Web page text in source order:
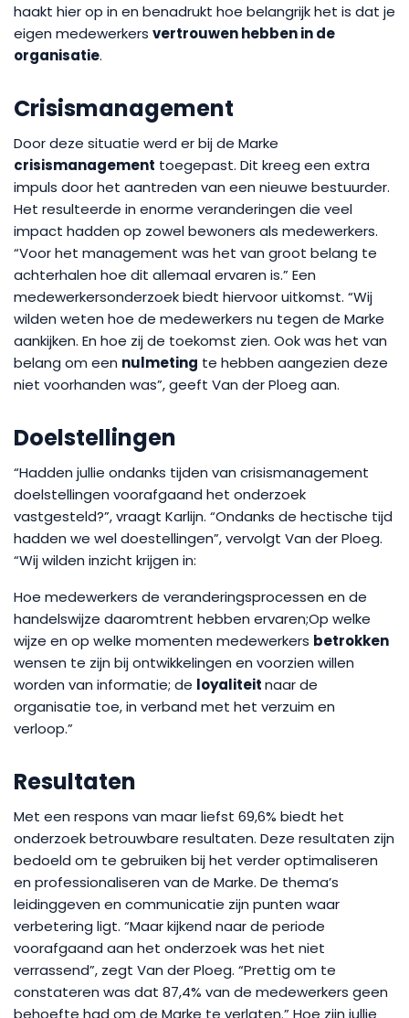
haakt hier op in en benadrukt hoe belangrijk het is dat je
eigen medewerkers vertrouwen hebben in de
organisatie.
Crisismanagement
Door deze situatie werd er bij de Marke
crisismanagement toegepast. Dit kreeg een extra
impuls door het aantreden van een nieuwe bestuurder.
Het resulteerde in enorme veranderingen die veel
impact hadden op zowel bewoners als medewerkers.
“Voor het management was het van groot belang te
achterhalen hoe dit allemaal ervaren is.” Een
medewerkersonderzoek biedt hiervoor uitkomst. “Wij
wilden weten hoe de medewerkers nu tegen de Marke
aankijken. En hoe zij de toekomst zien. Ook was het van
belang om een nulmeting te hebben aangezien deze
niet voorhanden was”, geeft Van der Ploeg aan.
Doelstellingen
“Hadden jullie ondanks tijden van crisismanagement
doelstellingen voorafgaand het onderzoek
vastgesteld?”, vraagt Karlijn. “Ondanks de hectische tijd
hadden we wel doestellingen”, vervolgt Van der Ploeg.
“Wij wilden inzicht krijgen in:
Hoe medewerkers de veranderingsprocessen en de
handelswijze daaromtrent hebben ervaren;Op welke
wijze en op welke momenten medewerkers betrokken
wensen te zijn bij ontwikkelingen en voorzien willen
worden van informatie; de loyaliteitnaar de
organisatie toe, in verband met het verzuim en
verloop.”
Resultaten
Met een respons van maar liefst 69,6% biedt het
onderzoek betrouwbare resultaten. Deze resultaten zijn
bedoeld om te gebruiken bij het verder optimaliseren
en professionaliseren van de Marke. De thema’s
leidinggeven en communicatie zijn punten waar
verbetering ligt. “Maar kijkend naar de periode
voorafgaand aan het onderzoek was het niet
verrassend”, zegt Van der Ploeg. “Prettig om te
constateren was dat 87,4% van de medewerkers geen
behoefte had om de Marke te verlaten.” Hoe zijn jullie